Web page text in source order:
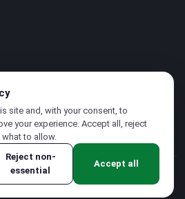
Sva prava pridržana
site and, with your consent, to
your experience. Accept all, reject
to allow.
Reject non-
essential
Accept all